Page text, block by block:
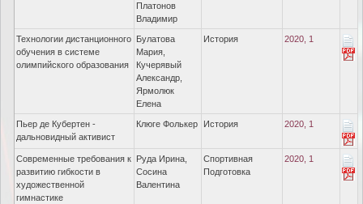
Платонов
Владимир
Технологии дистанционного
обучения в системе
олимпийского образования
Булатова
Мария,
Кучерявый
Александр,
Ярмолюк
Елена
История 2020, 1
Пьер де Кубертен -
дальновидный активист
Клюге Фолькер История 2020, 1
Современные требования к
развитию гибкости в
художественной
гимнастике
Руда Ирина,
Сосина
Валентина
Спортивная
Подготовка
2020, 1